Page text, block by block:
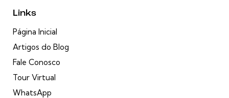
Links
Página Inicial
Artigos do Blog
Fale Conosco
Tour Virtual
WhatsApp